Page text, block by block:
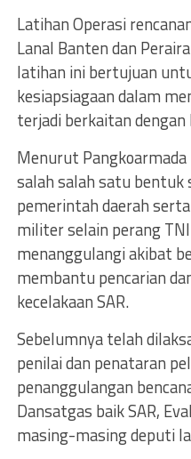
Latihan Operasi
Lanal Banten dan
latihan ini bertujuan
kesiapsiagaan dalam
terjadi berkaitan dengan
Menurut
salah salah satu bentuk
pemerintah daerah
militer selain perang
menanggulangi akibat
membantu pencarian
kecelakaan SAR.
Sebelumnya telah
penilai dan penataran
penanggulangan
Dansatgas baik SAR,
masing-masing deputi